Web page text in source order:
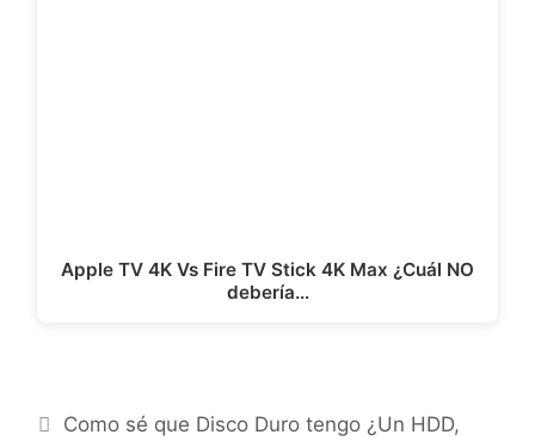
Apple TV 4K Vs Fire TV Stick 4K Max ¿Cuál NO
debería…
Como sé que Disco Duro tengo ¿Un HDD,